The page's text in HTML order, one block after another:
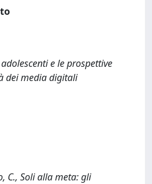
e le prospettive
dei media digitali
C., Soli alla meta: gli